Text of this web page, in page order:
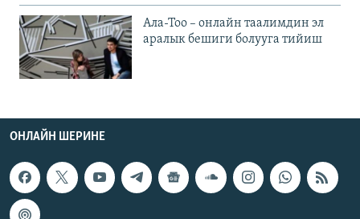
Ала-Тоо – онлайн таалимдин эл
аралык бешиги болууга тийиш
ОНЛАЙН ШЕРИНЕ